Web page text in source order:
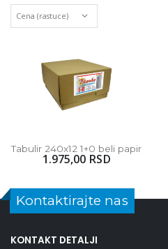
Tabulir 240x12 1+0 beli papir
1.975,00 RSD
Kontaktirajte nas
KONTAKT DETALJI